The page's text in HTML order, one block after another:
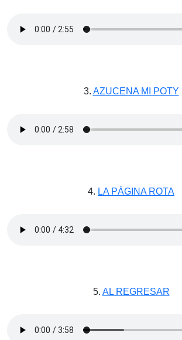
3. AZUCENA MI POTY
4. LA PÁGINA ROTA
5. AL REGRESAR